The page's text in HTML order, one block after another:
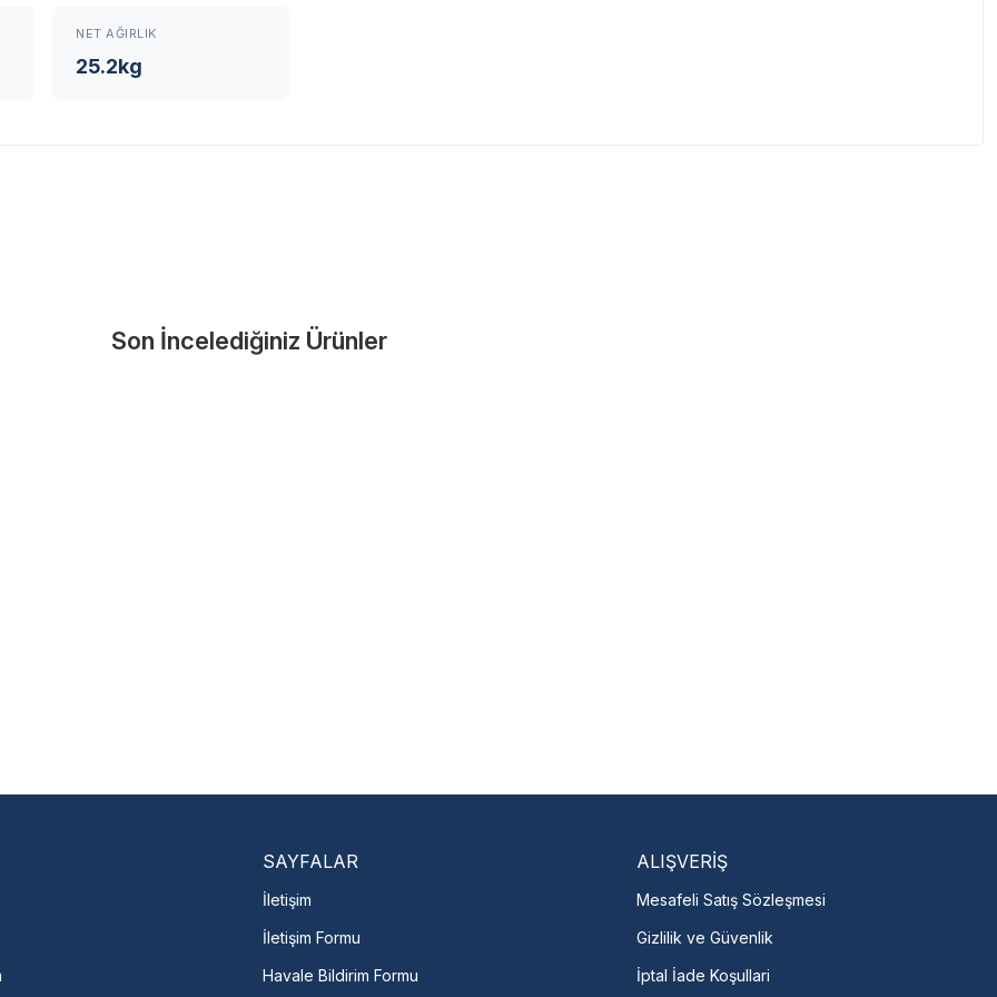
NET AĞIRLIK
25.2kg
Son İncelediğiniz Ürünler
SAYFALAR
İletişim
İletişim Formu
Havale Bildirim Formu
ALIŞVERİŞ
Mesafeli Satış Sözleşmesi
Gizlilik ve Güvenlik
İptal İade Koşullari